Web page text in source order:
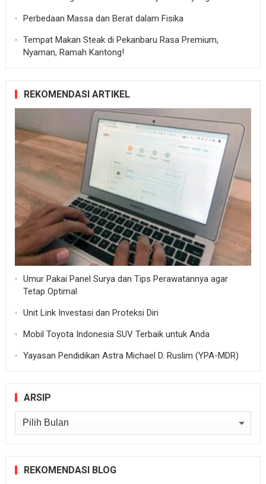
Perbedaan Massa dan Berat dalam Fisika
Tempat Makan Steak di Pekanbaru Rasa Premium,
Nyaman, Ramah Kantong!
REKOMENDASI ARTIKEL
Umur Pakai Panel Surya dan Tips Perawatannya agar
Tetap Optimal
Unit Link Investasi dan Proteksi Diri
Mobil Toyota Indonesia SUV Terbaik untuk Anda
Yayasan Pendidikan Astra Michael D. Ruslim (YPA-MDR)
ARSIP
Arsip
REKOMENDASI BLOG